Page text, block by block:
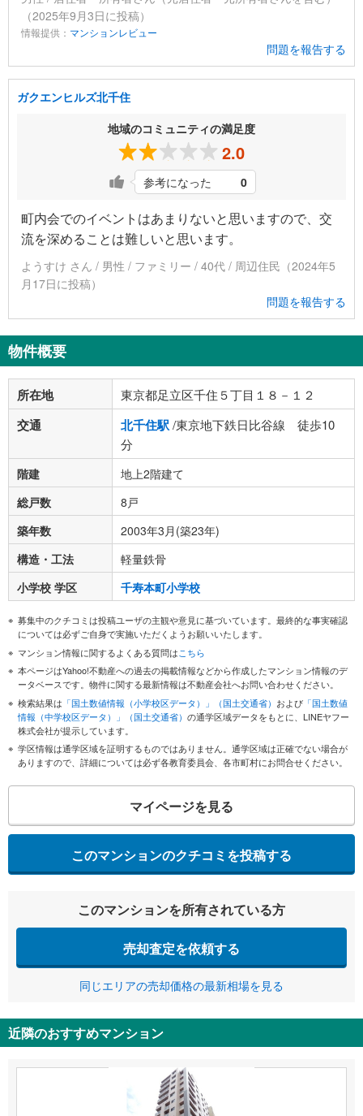
（2025年9月3日に投稿）
情報提供： マンションレビュー
問題を報告する
ガクエンヒルズ北千住
地域のコミュニティの満足度
2.0
参考になった 0
町内会でのイベントはあまりないと思いますので、交
流を深めることは難しいと思います。
ようすけ さん / 男性 / ファミリー / 40代 / 周辺住民（2024年5
月17日に投稿）
問題を報告する
物件概要
所在地 東京都足立区千住５丁目１８－１２
交通 北千住駅/東京地下鉄日比谷線 徒歩10
分
階建
地上2階建て
総戸数
8戸
築年数
2003年3月(築23年)
構造・工法
軽量鉄骨
小学校 学区
千寿本町小学校
募集中のクチコミは投稿ユーザの主観や意見に基づいています。最終的な事実確認
については必ずご自身で実施いただくようお願いいたします。
マンション情報に関するよくある質問はこちら
本ページはYahoo!不動産への過去の掲載情報などから作成したマンション情報のデ
ータベースです。物件に関する最新情報は不動産会社へお問い合わせください。
検索結果は 「国土数値情報（小学校区データ）」（国土交通省） および 「国土数値
情報（中学校区データ）」（国土交通省） の通学区域データをもとに、LINEヤフー
株式会社が提示しています。
学区情報は通学区域を証明するものではありません。通学区域は正確でない場合が
ありますので、詳細については必ず各教育委員会、各市町村にお問合せください。
マイページを見る
このマンションのクチコミを投稿する
このマンションを所有されている方
売却査定を依頼する
同じエリアの売却価格の最新相場を見る
近隣のおすすめマンション